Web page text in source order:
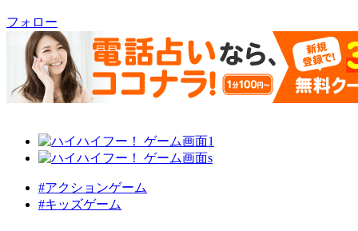
フォロー
#アクションゲーム
#キッズゲーム